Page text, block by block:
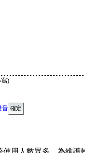
)
音
用人數眾多，為維